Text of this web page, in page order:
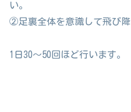
い。
②足裏全体を意識して飛び降
1日30〜50回ほど行います。